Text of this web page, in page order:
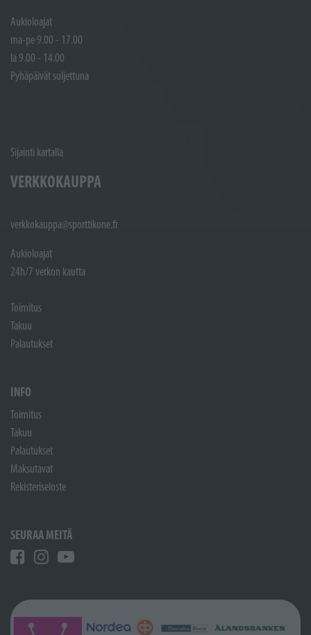
Aukioloajat
ma-pe 9.00 - 17.00
la 9.00 - 14.00
Pyhäpäivät suljettuna
Sijainti kartalla
VERKKOKAUPPA
verkkokauppa@sporttikone.fi
Aukioloajat
24h/7 verkon kautta
Toimitus
Takuu
Palautukset
INFO
Toimitus
Takuu
Palautukset
Maksutavat
Rekisteriseloste
SEURAA MEITÄ